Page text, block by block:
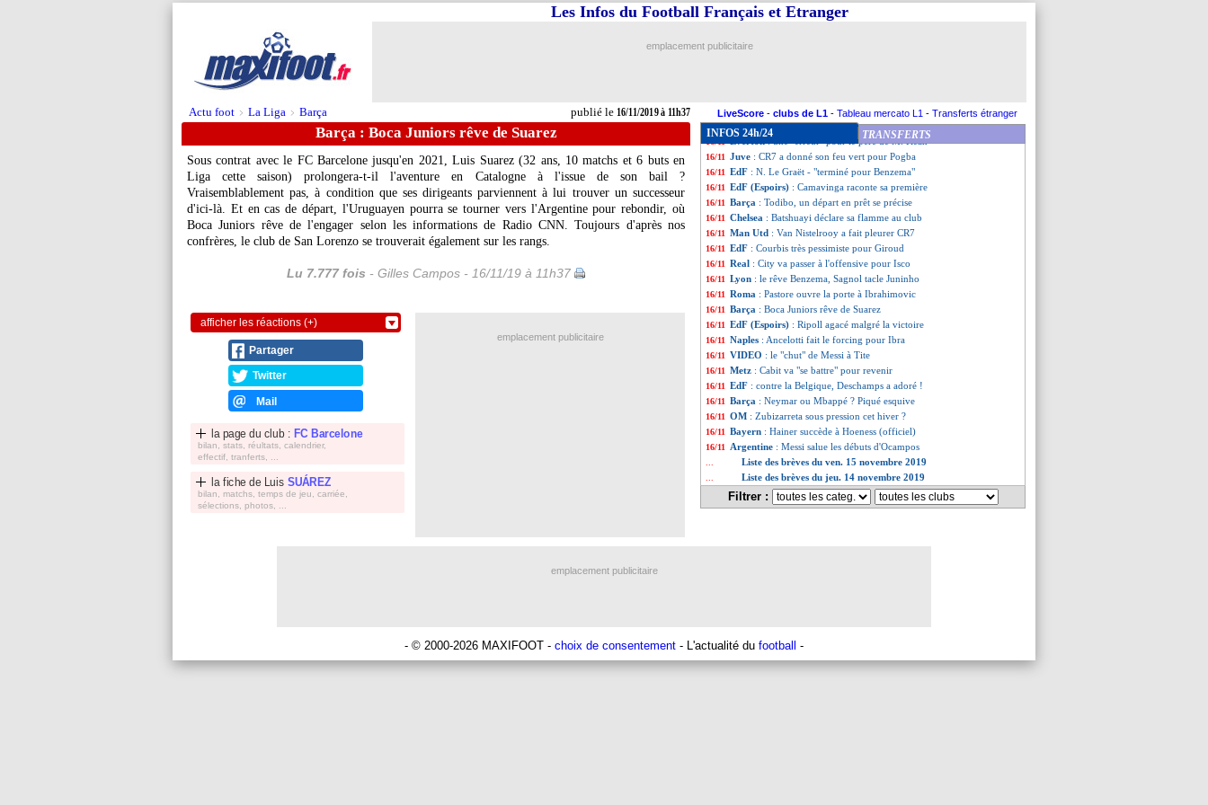
Actu foot > La Liga > Barça publié le 16/11/2019 à 11h37
Les Infos du Football Français et Etranger
emplacement publicitaire
LiveScore - clubs de L1 - Tableau mercato L1 - Transferts étranger
Barça : Boca Juniors rêve de Suarez
Sous contrat avec le FC Barcelone jusqu'en 2021, Luis Suarez(32 ans, 10 matchs et 6 buts en
Liga cette saison) prolongera-t-il l'aventure en Catalogne à l'issue de son bail ?
Vraisemblablement pas, à condition que ses dirigeants parviennent à lui trouver un successeur
d'ici-là. Et en cas de départ, l'Uruguayen pourra se tourner vers l'Argentine pour rebondir, où
Boca Juniors rêve de l'engager selon les informations de Radio CNN. Toujours d'après nos
confrères, le club de San Lorenzo se trouverait également sur les rangs.
Lu 7.777 fois - Gilles Campos - 16/11/19 à 11h37
afficher les réactions (+)
Partager
Twitter
Mail
la page du club : FC Barcelone
bilan, stats, réultats, calendrier,
effectif, tranferts, ...
la fiche de Luis SUÁREZ
bilan, matchs, temps de jeu, carriée,
sélections, photos, ...
INFOS 24h/24 TRANSFERTS
16/11 EdF: Lenglet n'est pas touché après sa bourde
16/11 Brésil: Paqueta n°10, Rivaldo peste !
16/11 EdF: Deschamps confirme pour Coman
16/11 Inter: Conte sous protection policière
16/11 PSG: Allan espère un signe
: une "erreur" pour le père de M. Kean
16/11 Juve : CR7 a donné son feu vert pour Pogba
16/11 EdF : N. Le Graët - "terminé pour Benzema"
16/11 EdF (Espoirs) : Camavinga raconte sa première
16/11 Barça : Todibo, un départ en prêt se précise
16/11 Chelsea : Batshuayi déclare sa flamme au club
16/11 Man Utd : Van Nistelrooy a fait pleurer CR7
16/11 EdF : Courbis très pessimiste pour Giroud
16/11 Real : City va passer à l'offensive pour Isco
16/11 Lyon : le rêve Benzema, Sagnol tacle Juninho
16/11 Roma : Pastore ouvre la porte à Ibrahimovic
16/11 Barça : Boca Juniors rêve de Suarez
16/11 EdF (Espoirs) : Ripoll agacé malgré la victoire
16/11 Naples : Ancelotti fait le forcing pour Ibra
16/11 VIDEO : le "chut" de Messi à Tite
16/11 Metz : Cabit va "se battre" pour revenir
16/11 EdF : contre la Belgique, Deschamps a adoré !
16/11 Barça : Neymar ou Mbappé ? Piqué esquive
16/11 OM : Zubizarreta sous pression cet hiver ?
16/11 Bayern : Hainer succède à Hoeness (officiel)
16/11 Argentine : Messi salue les débuts d'Ocampos
Liste des brèves du ven. 15 novembre 2019
Liste des brèves du jeu. 14 novembre 2019
Filtrer :
emplacement publicitaire
emplacement publicitaire
- © 2000-2026 MAXIFOOT - choix de consentement - L'actualité du football -